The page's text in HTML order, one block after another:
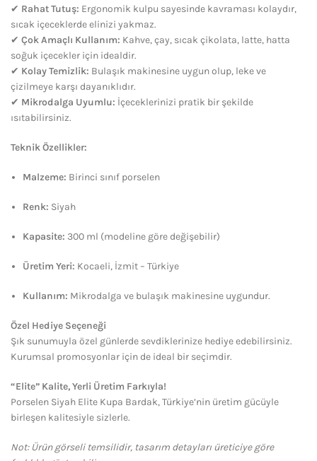
✔ Rahat Tutuş: Ergonomik kulpu sayesinde kavraması kolaydır,
sıcak içeceklerde elinizi yakmaz.
✔ Çok Amaçlı Kullanım: Kahve, çay, sıcak çikolata, latte, hatta
soğuk içecekler için idealdir.
✔ Kolay Temizlik: Bulaşık makinesine uygun olup, leke ve
çizilmeye karşı dayanıklıdır.
✔ Mikrodalga Uyumlu: İçeceklerinizi pratik bir şekilde
ısıtabilirsiniz.
Teknik Özellikler:
Malzeme: Birinci sınıf porselen
Renk: Siyah
Kapasite: 300 ml (modeline göre değişebilir)
Üretim Yeri: Kocaeli, İzmit – Türkiye
Kullanım: Mikrodalga ve bulaşık makinesine uygundur.
Özel Hediye Seçeneği
Şık sunumuyla özel günlerde sevdiklerinize hediye edebilirsiniz.
Kurumsal promosyonlar için de ideal bir seçimdir.
“Elite” Kalite, Yerli Üretim Farkıyla!
Porselen Siyah Elite Kupa Bardak, Türkiye’nin üretim gücüyle
birleşen kalitesiyle sizlerle.
Not: Ürün görseli temsilidir, tasarım detayları üreticiye göre